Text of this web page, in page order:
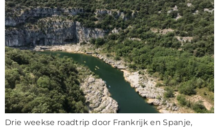
Drie weekse roadtrip door Frankrijk en Spanje,